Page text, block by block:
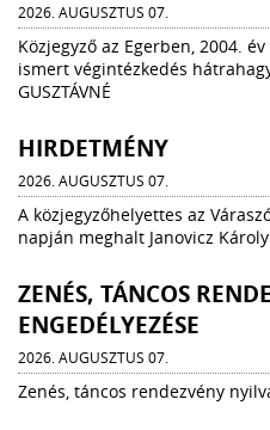
2026. AUGUSZTUS 07.
Közjegyző az Egerben, 2004.
ismert végintézkedés
GUSZTÁVNÉ
HIRDETMÉNY
2026. AUGUSZTUS 07.
A közjegyzőhelyettes az
napján meghalt Janovicz
ZENÉS, TÁNCOS
ENGEDÉLYEZÉSE
2026. AUGUSZTUS 07.
Zenés, táncos rendezvény